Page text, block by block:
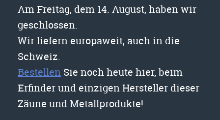
Am Freitag, dem 14. August, haben wir
geschlossen.
Wir liefern europaweit, auch in die
Schweiz.
Bestellen Sie noch heute hier, beim
Erfinder und einzigen Hersteller dieser
Zäune und Metallprodukte!